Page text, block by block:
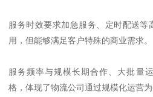
服务时效要求加急服务、定时配送等
用，但能够满足客户特殊的商业需求。
服务频率与规模长期合作、大批量
格，体现了物流公司通过规模化运营为